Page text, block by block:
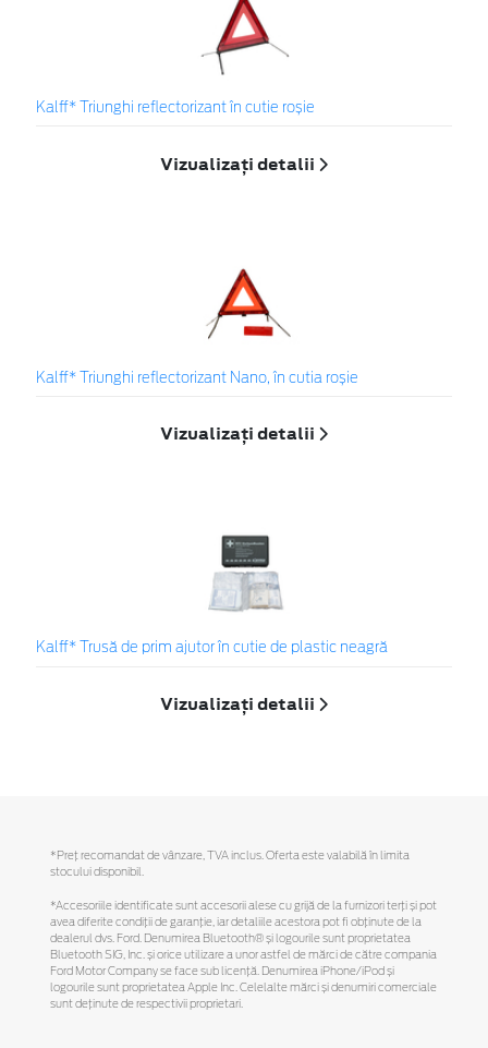
Kalff* Triunghi reflectorizant în cutie roșie
Vizualizați detalii
Kalff* Triunghi reflectorizant Nano, în cutia roșie
Vizualizați detalii
Kalff* Trusă de prim ajutor în cutie de plastic neagră
Vizualizați detalii
*Preţ recomandat de vânzare, TVA inclus. Oferta este valabilă în limita
stocului disponibil.
*Accesoriile identificate sunt accesorii alese cu grijă de la furnizori terți și pot
avea diferite condiții de garanție, iar detaliile acestora pot fi obținute de la
dealerul dvs. Ford. Denumirea Bluetooth® și logourile sunt proprietatea
Bluetooth SIG, Inc. și orice utilizare a unor astfel de mărci de către compania
Ford Motor Company se face sub licență. Denumirea iPhone/iPod și
logourile sunt proprietatea Apple Inc. Celelalte mărci și denumiri comerciale
sunt deținute de respectivii proprietari.